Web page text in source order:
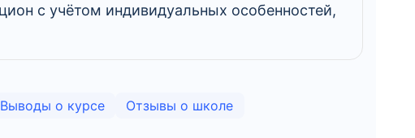
с учётом индивидуальных особенностей,
Выводы о курсе Отзывы о школе